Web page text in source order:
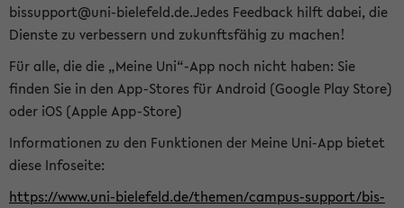
bissupport@uni-bielefeld.de.Jedes Feedback hilft dabei, die
Dienste zu verbessern und zukunftsfähig zu machen!
Für alle, die die „Meine Uni“-App noch nicht haben: Sie
finden Sie in den App-Stores für Android (Google Play Store)
oder iOS (Apple App-Store)
Informationen zu den Funktionen der Meine Uni-App bietet
diese Infoseite:
https://www.uni-bielefeld.de/themen/campus-support/bis-